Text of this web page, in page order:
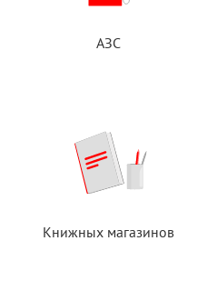
АЗС
Книжных магазинов